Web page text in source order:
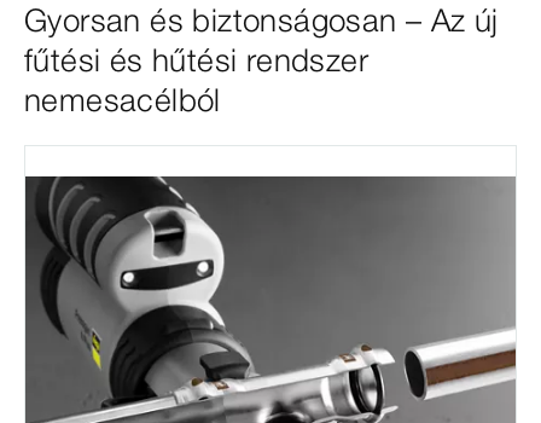
Gyorsan és biztonságosan – Az új
fűtési és hűtési rendszer
nemesacélból